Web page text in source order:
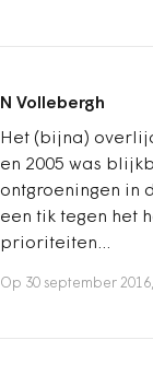
N Vollebergh
Het (bijna)
en 2005 was
ontgroeningen in
een tik tegen het
prioriteiten...
Op 30 september